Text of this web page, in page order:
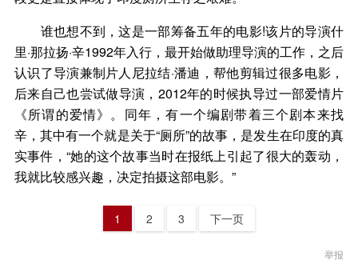
谁也想不到，这是一部筹备五年的电影!该片的导演什
里·那拉扬·辛1992年入行，最开始做助理导演的工作，之后
认识了导演兼制片人尼拉结·潘迪，帮他剪辑过很多电影，
后来自己也尝试做导演，2012年的时候执导过一部爱情片
《所谓的爱情》。同年，有一个编剧带着三个剧本来找
辛，其中有一个就是关于“厕所”的故事，是发生在印度的真
实事件，“她的这个故事当时在报纸上引起了很大的轰动，
我就比较感兴趣，决定拍摄这部电影。”
1 2 3 下一页
举报